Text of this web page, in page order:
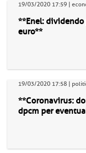
19/03/2020 17:59 |
**Enel:
euro**
19/03/2020 17:58 |
**Coronavirus:
dpcm per